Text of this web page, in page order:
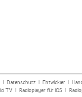
| Datenschutz| Entwickler|
TV| Radioplayer für iOS|